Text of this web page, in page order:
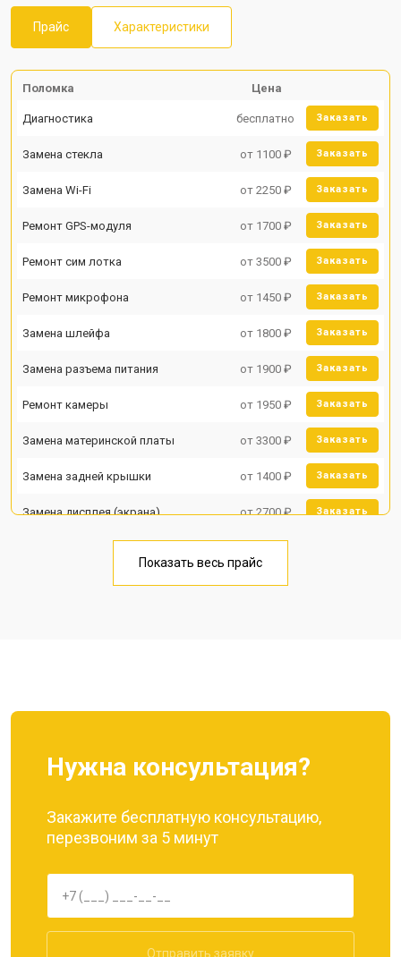
Прайс Характеристики
Поломка Цена
Диагностика бесплатно Заказать
Замена стекла от 1100 ₽ Заказать
Замена Wi-Fi от 2250 ₽ Заказать
Ремонт GPS-модуля от 1700 ₽ Заказать
Ремонт сим лотка от 3500 ₽ Заказать
Ремонт микрофона от 1450 ₽ Заказать
Замена шлейфа от 1800 ₽ Заказать
Замена разъема питания от 1900 ₽ Заказать
Ремонт камеры от 1950 ₽ Заказать
Замена материнской платы от 3300 ₽ Заказать
Замена задней крышки от 1400 ₽ Заказать
Замена дисплея (экрана) от 2700 ₽ Заказать
Замена кнопки включения от 1750 ₽
Показать весь прайс
Нужна консультация?
Закажите бесплатную консультацию,
перезвоним за 5 минут
Отправить заявку